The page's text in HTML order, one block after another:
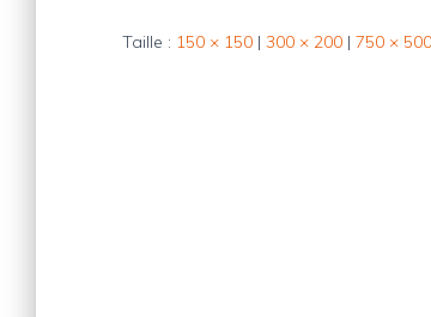
Taille : 150 × 150 | 300 × 200 | 750 × 500